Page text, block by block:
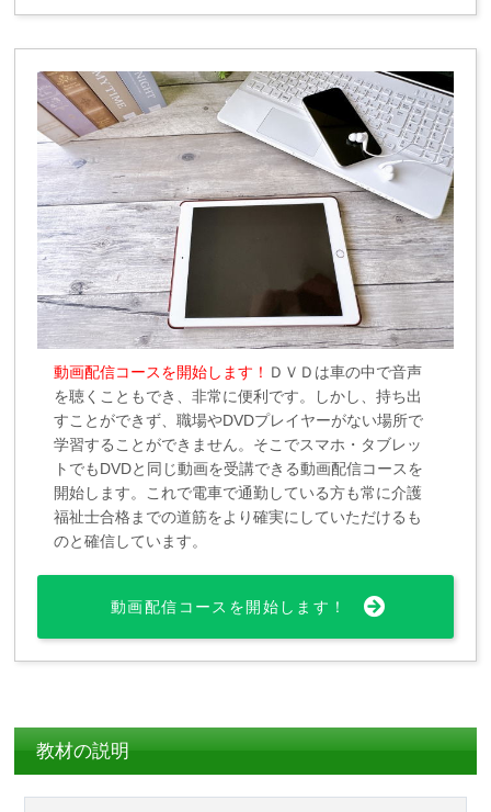
動画配信コースを開始します！ ＤＶＤは車の中で音声
を聴くこともでき、非常に便利です。しかし、持ち出
すことができず、職場やDVDプレイヤーがない場所で
学習することができません。そこでスマホ・タブレッ
トでもDVDと同じ動画を受講できる動画配信コースを
開始します。これで電車で通勤している方も常に介護
福祉士合格までの道筋をより確実にしていただけるも
のと確信しています。
動画配信コースを開始します！
教材の説明